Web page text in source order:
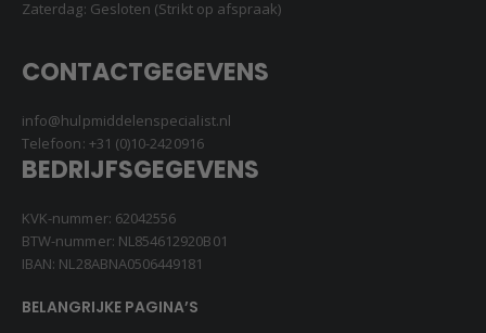
Zaterdag: Gesloten (Strikt op afspraak)
CONTACTGEGEVENS
info@hulpmiddelenspecialist.nl
Telefoon: +31 (0)10-2420916
BEDRIJFSGEGEVENS
KVK-nummer: 62042556
BTW-nummer: NL854612920B01
IBAN: NL28ABNA0506449181
BELANGRIJKE PAGINA’S